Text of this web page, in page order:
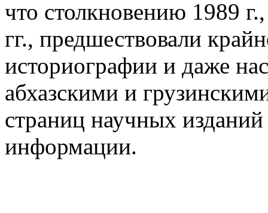
что столкновению 1989
гг., предшествовали
историографии и даже
абхазскими и
страниц научных изданий
информации.